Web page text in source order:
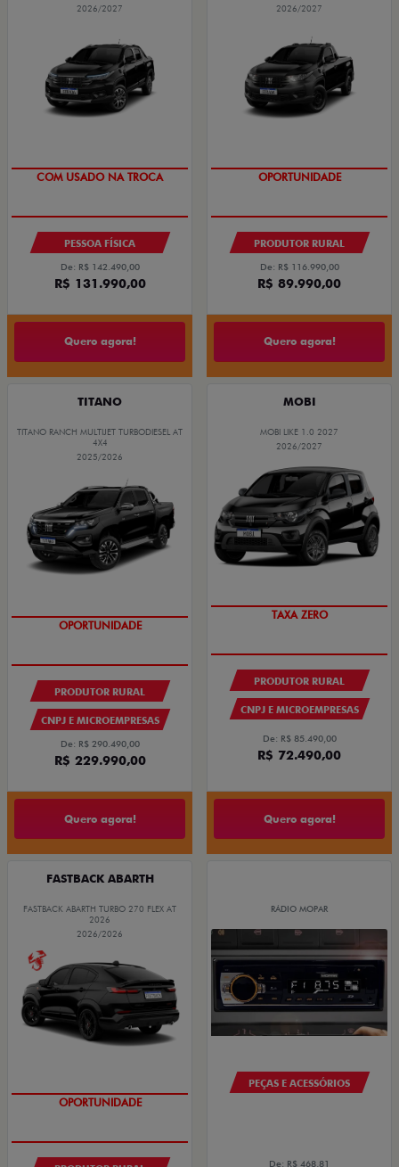
2026/2027
COM USADO NA TROCA
PESSOA FÍSICA
De: R$ 142.490,00
R$ 131.990,00
Quero agora!
2026/2027
OPORTUNIDADE
PRODUTOR RURAL
De: R$ 116.990,00
R$ 89.990,00
Quero agora!
TITANO
TITANO RANCH MULTIJET TURBODIESEL AT
4X4
2025/2026
OPORTUNIDADE
PRODUTOR RURAL
CNPJ E MICROEMPRESAS
De: R$ 290.490,00
R$ 229.990,00
Quero agora!
MOBI
MOBI LIKE 1.0 2027
2026/2027
TAXA ZERO
PRODUTOR RURAL
CNPJ E MICROEMPRESAS
De: R$ 85.490,00
R$ 72.490,00
Quero agora!
FASTBACK ABARTH
FASTBACK ABARTH TURBO 270 FLEX AT
2026
2026/2026
OPORTUNIDADE
RÁDIO MOPAR
PEÇAS E ACESSÓRIOS
De: R$ 468,81